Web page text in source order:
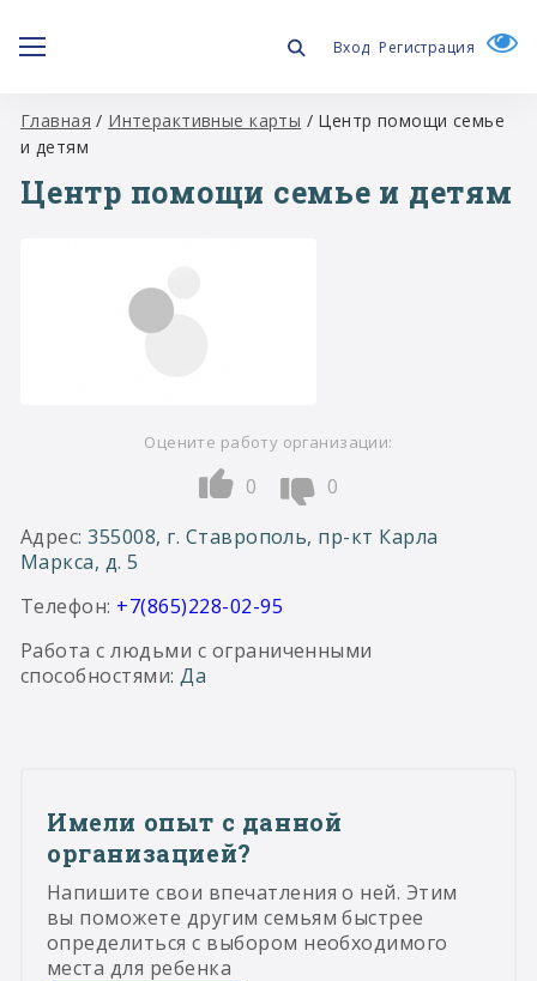
Вход Регистрация
Главная / Интерактивные карты / Центр помощи семье
и детям
Центр помощи семье и детям
Оцените работу организации:
0
0
Адрес: 355008, г. Ставрополь, пр-кт Карла
Маркса, д. 5
Телефон: +7(865)228-02-95
Работа с людьми с ограниченными
способностями: Да
Имели опыт с данной
организацией?
Напишите свои впечатления о ней. Этим
вы поможете другим семьям быстрее
определиться с выбором необходимого
места для ребенка